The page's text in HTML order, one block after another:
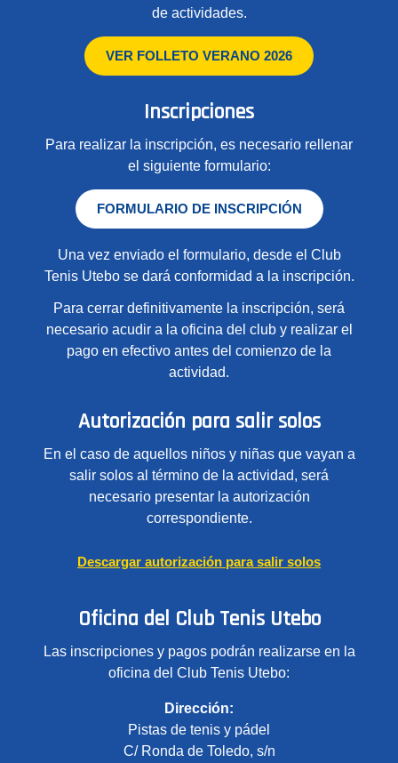
de actividades.
VER FOLLETO VERANO 2026
Inscripciones
Para realizar la inscripción, es necesario rellenar
el siguiente formulario:
FORMULARIO DE INSCRIPCIÓN
Una vez enviado el formulario, desde el Club
Tenis Utebo se dará conformidad a la inscripción.
Para cerrar definitivamente la inscripción, será
necesario acudir a la oficina del club y realizar el
pago en efectivo antes del comienzo de la
actividad.
Autorización para salir solos
En el caso de aquellos niños y niñas que vayan a
salir solos al término de la actividad, será
necesario presentar la autorización
correspondiente.
Descargar autorización para salir solos
Oficina del Club Tenis Utebo
Las inscripciones y pagos podrán realizarse en la
oficina del Club Tenis Utebo:
Dirección:
Pistas de tenis y pádel
C/ Ronda de Toledo, s/n